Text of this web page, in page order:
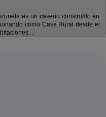
es un caserío construido en
como Casa Rural desde el
...